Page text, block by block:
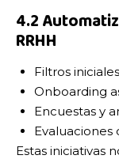
4.2
RRHH
Filtros
Onboarding
Encuestas y
Estas iniciativas